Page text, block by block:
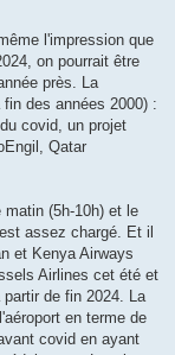
l'impression que
on pourrait être
près. La
des années 2000) :
covid, un projet
Qatar
(5h-10h) et le
assez chargé. Et il
et Kenya Airways
Airlines cet été et
de fin 2024. La
en terme de
covid en ayant